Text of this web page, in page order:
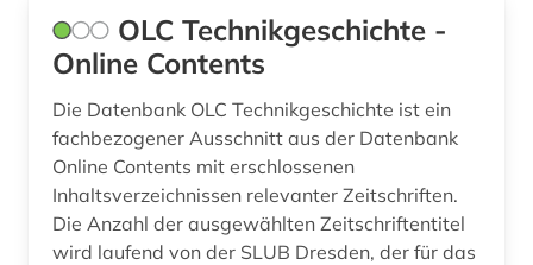
OLC Technikgeschichte -
Online Contents
Die Datenbank OLC Technikgeschichte ist ein
fachbezogener Ausschnitt aus der Datenbank
Online Contents mit erschlossenen
Inhaltsverzeichnissen relevanter Zeitschriften.
Die Anzahl der ausgewählten Zeitschriftentitel
wird laufend von der SLUB Dresden, der für das